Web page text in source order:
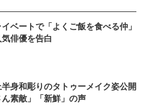
ベートで「よくご飯を食べる仲」
俳優を告白
身和彫りのタトゥーメイク姿公開
ん素敵」「新鮮」の声